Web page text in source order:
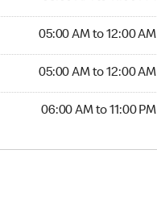
05:00 AM to 12:00 AM
05:00 AM to 12:00 AM
06:00 AM to 11:00 PM